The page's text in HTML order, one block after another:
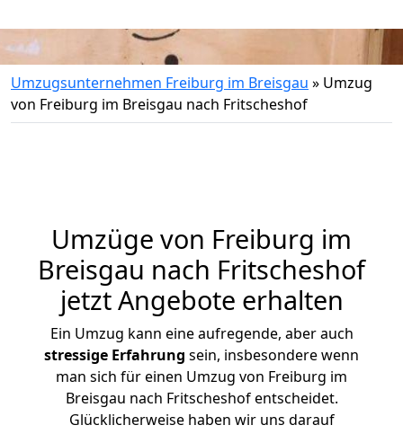
Umzugsunternehmen Freiburg im Breisgau » Umzug
von Freiburg im Breisgau nach Fritscheshof
Umzüge von Freiburg im
Breisgau nach Fritscheshof
jetzt Angebote erhalten
Ein Umzug kann eine aufregende, aber auch
stressige Erfahrung sein, insbesondere wenn
man sich für einen Umzug von Freiburg im
Breisgau nach Fritscheshof entscheidet.
Glücklicherweise haben wir uns darauf